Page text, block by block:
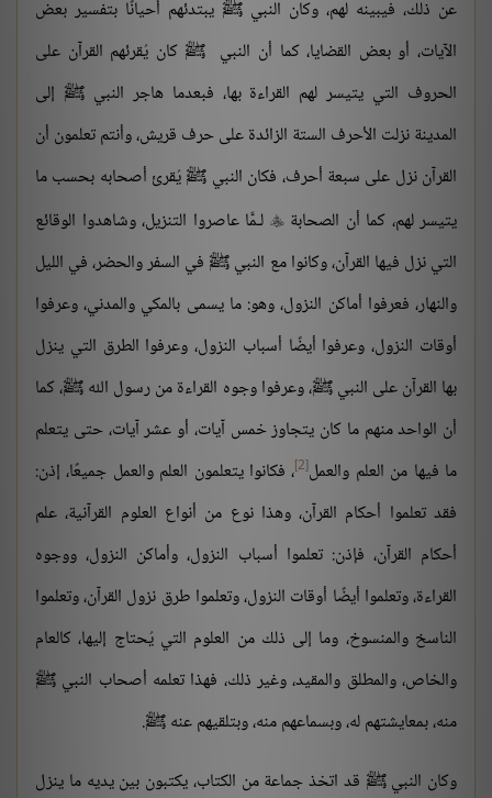
عن ذلك، فيبينه لهم، وكان النبي ﷺ يبتدئهم أحيانًا بتفسير بعض
الآيات، أو بعض القضايا، كما أن النبي ﷺ كان يُقرئهم القرآن على
الحروف التي يتيسر لهم القراءة بها، فبعدما هاجر النبي ﷺ إلى
المدينة نزلت الأحرف الستة الزائدة على حرف قريش، وأنتم تعلمون أن
القرآن نزل على سبعة أحرف، فكان النبي ﷺ يُقرئ أصحابه بحسب ما
يتيسر لهم، كما أن الصحابة لـمَّا عاصروا التنزيل، وشاهدوا الوقائع
التي نزل فيها القرآن، وكانوا مع النبي ﷺ في السفر والحضر، في الليل
والنهار، فعرفوا أماكن النزول، وهو: ما يسمى بالمكي والمدني، وعرفوا
أوقات النزول، وعرفوا أيضًا أسباب النزول، وعرفوا الطرق التي ينزل
بها القرآن على النبي ﷺ، وعرفوا وجوه القراءة من رسول الله ﷺ، كما
أن الواحد منهم ما كان يتجاوز خمس آيات، أو عشر آيات، حتى يتعلم
ما فيها من العلم والعمل[2] ، فكانوا يتعلمون العلم والعمل جميعًا، إذن:
فقد تعلموا أحكام القرآن، وهذا نوع من أنواع العلوم القرآنية، علم
أحكام القرآن، فإذن: تعلموا أسباب النزول، وأماكن النزول، ووجوه
القراءة، وتعلموا أيضًا أوقات النزول، وتعلموا طرق نزول القرآن، وتعلموا
الناسخ والمنسوخ، وما إلى ذلك من العلوم التي يُحتاج إليها، كالعام
والخاص، والمطلق والمقيد، وغير ذلك، فهذا تعلمه أصحاب النبي ﷺ
منه، بمعايشتهم له، وبسماعهم منه، وبتلقيهم عنه ﷺ.
وكان النبي ﷺ قد اتخذ جماعة من الكتاب، يكتبون بين يديه ما ينزل